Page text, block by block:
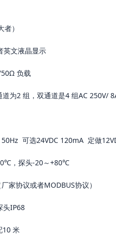
）
文液晶显示
负载
为2 组，双通道是4 组AC 250V/
可选24VDC 120mA 定做
，探头-20～+80℃
家协议或者MODBUS协议）
头IP68
10 米